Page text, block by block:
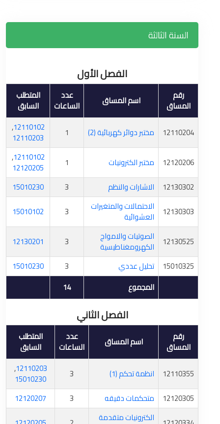
السنة الثالثة
الفصل الأول
رقم
المساق اسم المساق عدد
الساعات
المتطلب
السابق
12110204
مختبر دوائر كهربائية (2) 1
12110102
,
12110203
12120206
مختبر الكترونيات 1
12110102
,
12120205
12130302
الاشارات والنظم 3
15010230
12130303
الاحتمالات والمتغيرات
العشوائية 3
15010102
12130525 الصوتيات والامواج
الكهرومغناطيسية 3
12130201
15010325
تحليل عددي 3
15010230
المجموع
14
الفصل الثاني
رقم
المساق اسم المساق عدد
الساعات
المتطلب
السابق
12110355
انظمة تحكم (1) 3
12110203
,
15010230
12120305
متحكمات دقيقه 3
12120207
الكترونيات متقدمة